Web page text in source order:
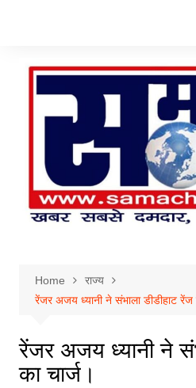
Home
राज्य
रेंजर अजय ध्यानी ने संभाला डीडीहाट रेंज
रेंजर अजय ध्यानी ने
का चार्ज।